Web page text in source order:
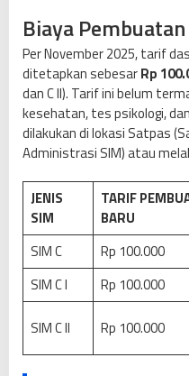
Biaya
Per November 2025, tarif
ditetapkan sebesarRp
dan C II). Tarif ini belum
kesehatan, tes psikologi,
dilakukan di lokasi Satpas
Administrasi SIM) atau
JENIS
SIM
TARIF
BARU
SIM C Rp 100.000
SIM C I
Rp 100.000
SIM C II Rp 100.000